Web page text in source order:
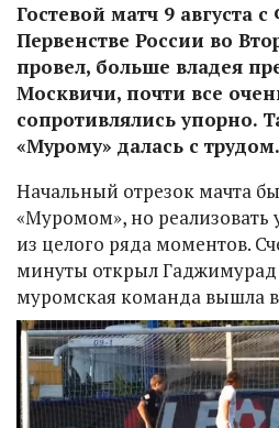
Гостевой матч 9 августа
Первенстве России во
провел, больше владея
Москвичи, почти все
сопротивлялись упорно.
«Мурому» далась с трудом.
Начальный отрезок мачта
«Муромом», но реализовать
из целого ряда моментов.
минуты открыл Гаджимурад
муромская команда вышла